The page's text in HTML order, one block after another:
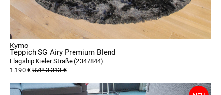
Kymo
Teppich SG Airy Premium Blend
Flagship Kieler Straße (2347844)
1.190 €UVP 3.313 €